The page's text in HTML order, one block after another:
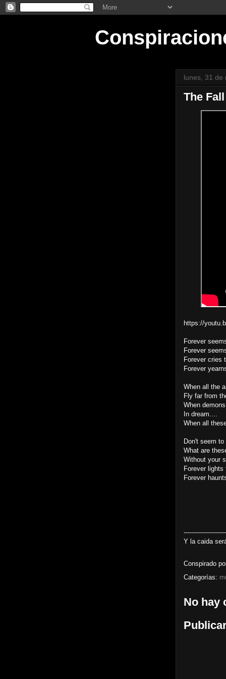
lunes, 31 de
The Fall
https://
Forever
Forever
Forever cries
Forever
When all the
Fly far from
When
In dream....
When all
Don't seem to
What are
Without your
Forever lights
Forever
Y la caida
Conspirado
Categorías:
No hay